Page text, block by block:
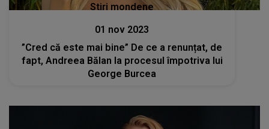
Stiri mondene
01 nov 2023
”Cred că este mai bine” De ce a renunțat, de
fapt, Andreea Bălan la procesul împotriva lui
George Burcea